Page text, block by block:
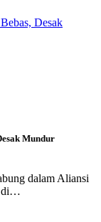
Mundur
dalam Aliansi
di…